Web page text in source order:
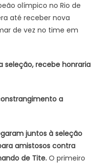
olímpico no Rio de
até receber nova
de vez no time em
seleção, recebe honraria
a
juntos à seleção
amistosos contra
de Tite.O primeiro